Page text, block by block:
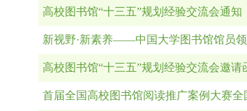
高校图书馆“十三五”规划经验交流会通知
新视野·新素养——中国大学图书馆馆员
高校图书馆“十三五”规划经验交流会邀请
首届全国高校图书馆阅读推广案例大赛